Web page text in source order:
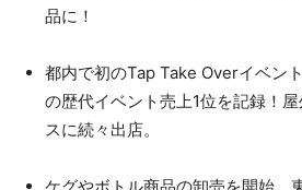
品に！
都内で初のTap Take Overイベン
の歴代イベント売上1位を記録！
スに続々出店。